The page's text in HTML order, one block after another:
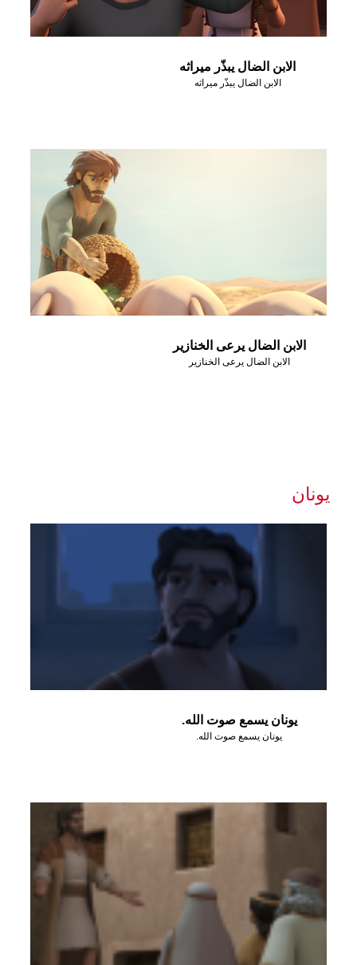
الابن الضال يبذّر ميراثه
الابن الضال يبذّر ميراثه
الابن الضال يرعى الخنازير
الابن الضال يرعى الخنازير
يونان
يونان يسمع صوت الله.
يونان يسمع صوت الله.